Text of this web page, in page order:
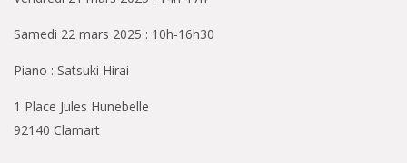
Samedi 22 mars 2025 : 10h-16h30
Piano : Satsuki Hirai
1 Place Jules Hunebelle
92140 Clamart